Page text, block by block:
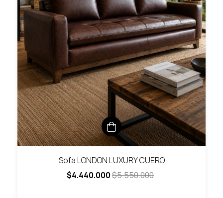
Sofa LONDON LUXURY CUERO
$4.440.000$5.550.000